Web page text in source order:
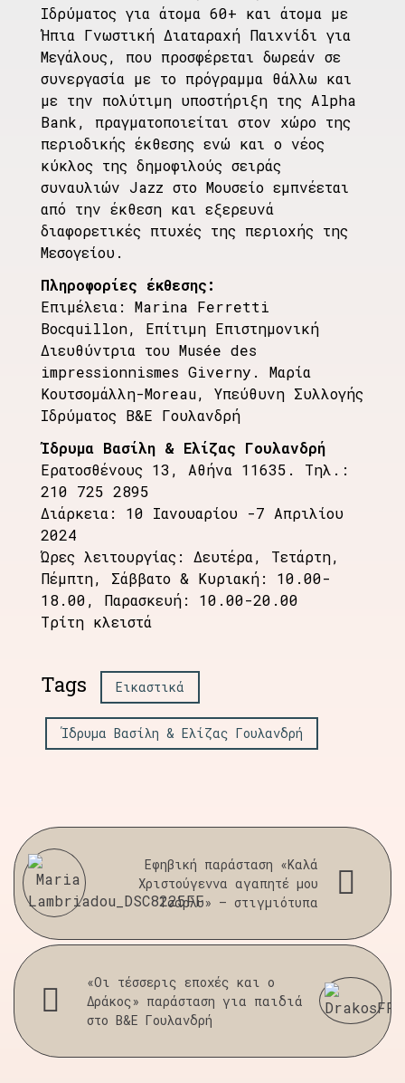
Ιδρύματος για άτομα 60+ και άτομα με
Ήπια Γνωστική Διαταραχή Παιχνίδι για
Μεγάλους, που προσφέρεται δωρεάν σε
συνεργασία με το πρόγραμμα θάλλω και
με την πολύτιμη υποστήριξη της Alpha
Bank, πραγματοποιείται στον χώρο της
περιοδικής έκθεσης ενώ και ο νέος
κύκλος της δημοφιλούς σειράς
συναυλιών Jazz στο Μουσείο εμπνέεται
από την έκθεση και εξερευνά
διαφορετικές πτυχές της περιοχής της
Μεσογείου.
Πληροφορίες έκθεσης:
Επιμέλεια: Marina Ferretti
Bocquillon, Επίτιμη Επιστημονική
Διευθύντρια του Musée des
impressionnismes Giverny. Μαρία
Κουτσομάλλη-Moreau, Υπεύθυνη Συλλογής
Ιδρύματος Β&Ε Γουλανδρή
Ίδρυμα Βασίλη & Ελίζας Γουλανδρή
Ερατοσθένους 13, Αθήνα 11635. Τηλ.:
210 725 2895
Διάρκεια: 10 Ιανουαρίου -7 Απριλίου
2024
Ώρες λειτουργίας: Δευτέρα, Τετάρτη,
Πέμπτη, Σάββατο & Κυριακή: 10.00-
18.00, Παρασκευή: 10.00-20.00
Τρίτη κλειστά
Tags Εικαστικά
Ίδρυμα Βασίλη & Ελίζας Γουλανδρή
Εφηβική παράσταση «Καλά
Χριστούγεννα αγαπητέ μου
Τσάρλυ» – στιγμιότυπα
«Οι τέσσερις εποχές και ο
Δράκος» παράσταση για παιδιά
στο Β&Ε Γουλανδρή